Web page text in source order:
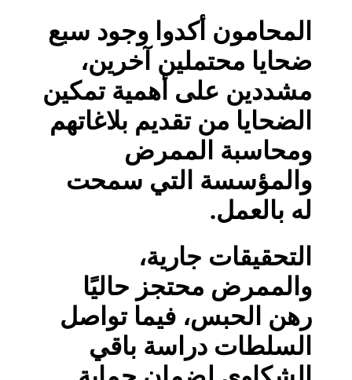
المحامون أكدوا وجود سبع
ضحايا محتملين آخرين،
مشددين على أهمية تمكين
الضحايا من تقديم بلاغاتهم
ومحاسبة الممرض
والمؤسسة التي سمحت
له بالعمل.
التحقيقات جارية،
والممرض محتجز حاليًا
رهن الحبس، فيما تواصل
السلطات دراسة باقي